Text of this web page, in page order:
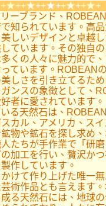
+★++★++★++★++★+
ーブランド、
知られています。高
しいデザインと卓越
ています。その独自
くの人々に魅力的で
ています。ROBEAN
しさを引き立てるた
ンスの象徴として、
者に愛されています。
る天然石は、
カル、アメリカ、ス
物や鉱石を探し求め
たちが手作業で「研磨
加工を行い、贅沢か
作しています。
けて作り上げた唯一無
術作品とも言えます
る天然石には、地球